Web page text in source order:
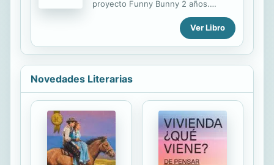
literaria.
proyecto Funny Bunny 2 años.
Consta de CD, 6 cuentos en gran
formato y de fácil manejo, 6 láminas
murales y el muñeco troquelado.
Ver Libro
Novedades Literarias